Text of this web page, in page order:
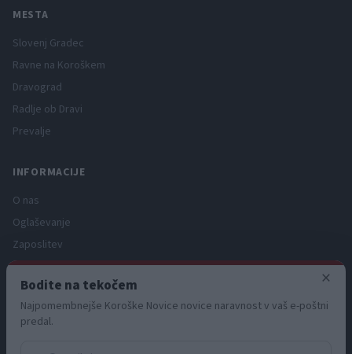
MESTA
Slovenj Gradec
Ravne na Koroškem
Dravograd
Radlje ob Dravi
Prevalje
INFORMACIJE
O nas
Oglaševanje
Zaposlitev
Pravno obvestilo
Zasebnost in piškotki
Storitve
×
Bodite na tekočem
Najpomembnejše Koroške Novice novice naravnost v vaš e-poštni
predal.